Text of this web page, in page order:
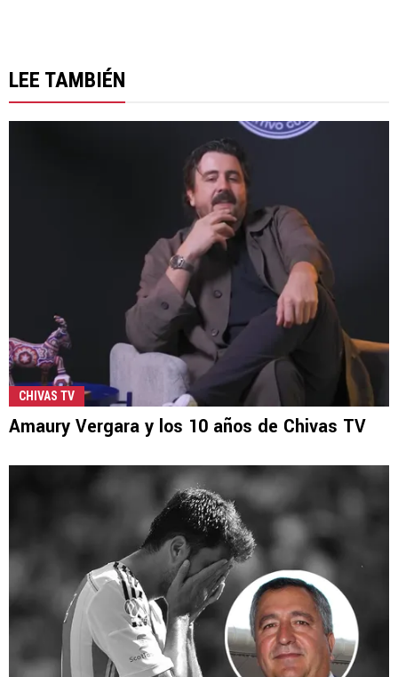
LEE TAMBIÉN
CHIVAS TV
Amaury Vergara y los 10 años de Chivas TV